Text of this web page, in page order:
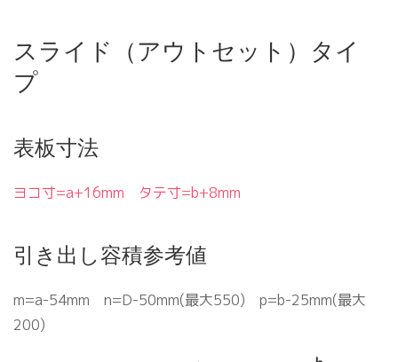
スライド（アウトセット）タイ
プ
表板寸法
ヨコ寸=a+16mm タテ寸=b+8mm
引き出し容積参考値
m=a-54mm n=D-50mm(最大550) p=b-25mm(最大
200)